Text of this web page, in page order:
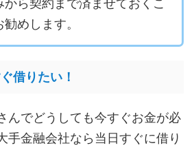
から契約まで済ませておくこ
勧めします。
借りたい！
んでどうしても今すぐお金が必
手金融会社なら当日すぐに借り